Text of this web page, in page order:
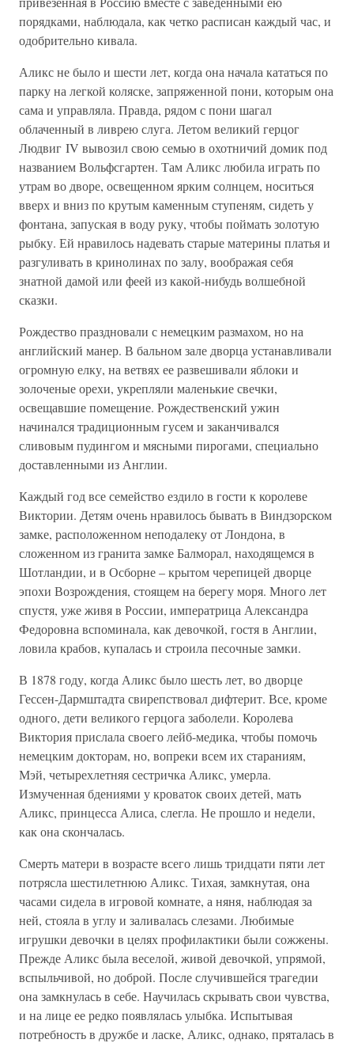
порядками, наблюдала, как четко расписан каждый час, и
одобрительно кивала.
Аликс не было и шести лет, когда она начала кататься по
парку на легкой коляске, запряженной пони, которым она
сама и управляла. Правда, рядом с пони шагал
облаченный в ливрею слуга. Летом великий герцог
Людвиг IV вывозил свою семью в охотничий домик под
названием Вольфсгартен. Там Аликс любила играть по
утрам во дворе, освещенном ярким солнцем, носиться
вверх и вниз по крутым каменным ступеням, сидеть у
фонтана, запуская в воду руку, чтобы поймать золотую
рыбку. Ей нравилось надевать старые материны платья и
разгуливать в кринолинах по залу, воображая себя
знатной дамой или феей из какой-нибудь волшебной
сказки.
Рождество праздновали с немецким размахом, но на
английский манер. В бальном зале дворца устанавливали
огромную елку, на ветвях ее развешивали яблоки и
золоченые орехи, укрепляли маленькие свечки,
освещавшие помещение. Рождественский ужин
начинался традиционным гусем и заканчивался
сливовым пудингом и мясными пирогами, специально
доставленными из Англии.
Каждый год все семейство ездило в гости к королеве
Виктории. Детям очень нравилось бывать в Виндзорском
замке, расположенном неподалеку от Лондона, в
сложенном из гранита замке Балморал, находящемся в
Шотландии, и в Осборне – крытом черепицей дворце
эпохи Возрождения, стоящем на берегу моря. Много лет
спустя, уже живя в России, императрица Александра
Федоровна вспоминала, как девочкой, гостя в Англии,
ловила крабов, купалась и строила песочные замки.
В 1878 году, когда Аликс было шесть лет, во дворце
Гессен-Дармштадта свирепствовал дифтерит. Все, кроме
одного, дети великого герцога заболели. Королева
Виктория прислала своего лейб-медика, чтобы помочь
немецким докторам, но, вопреки всем их стараниям,
Мэй, четырехлетняя сестричка Аликс, умерла.
Измученная бдениями у кроваток своих детей, мать
Аликс, принцесса Алиса, слегла. Не прошло и недели,
как она скончалась.
Смерть матери в возрасте всего лишь тридцати пяти лет
потрясла шестилетнюю Аликс. Тихая, замкнутая, она
часами сидела в игровой комнате, а няня, наблюдая за
ней, стояла в углу и заливалась слезами. Любимые
игрушки девочки в целях профилактики были сожжены.
Прежде Аликс была веселой, живой девочкой, упрямой,
вспыльчивой, но доброй. После случившейся трагедии
она замкнулась в себе. Научилась скрывать свои чувства,
и на лице ее редко появлялась улыбка. Испытывая
потребность в дружбе и ласке, Аликс, однако, пряталась в